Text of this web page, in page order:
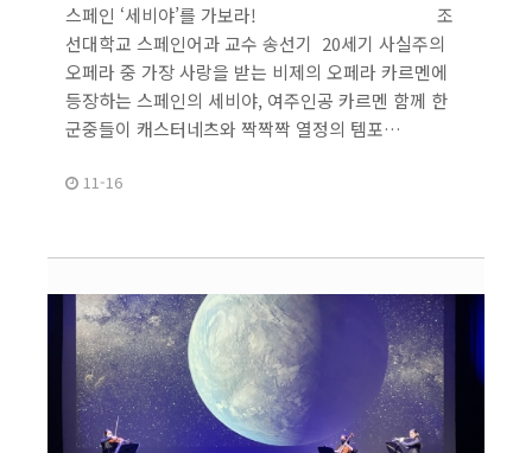
스페인 ‘세비야’를 가보라! 조
선대학교 스페인어과 교수 송선기 20세기 사실주의
오페라 중 가장 사랑을 받는 비제의 오페라 카르멘에
등장하는 스페인의 세비야, 여주인공 카르멘 함께 한
군중들이 캐스터네츠와 짝짝짝 열정의 템포…
11-16